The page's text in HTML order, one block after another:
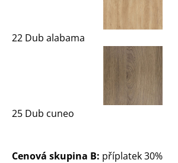
22 Dub alabama
25 Dub cuneo
Cenová skupina B: příplatek 30%